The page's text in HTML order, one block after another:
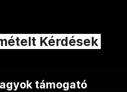
Kérdések
támogató